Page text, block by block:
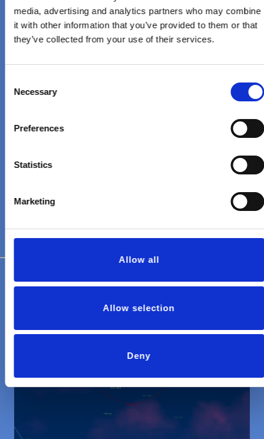
media, advertising and analytics partners who may combine
it with other information that you’ve provided to them or that
they’ve collected from your use of their services.
Selection
Necessary
Preferences
Statistics
Marketing
Allow all
Allow selection
Deny
comodidad pues no están
excesivamente pesados ni enormes
que nos cansemos rápidamente de
cargarlos. Además con la ayuda de un
montarlos en él, Usted estará
veces que el que le platiqué
anteriormente.